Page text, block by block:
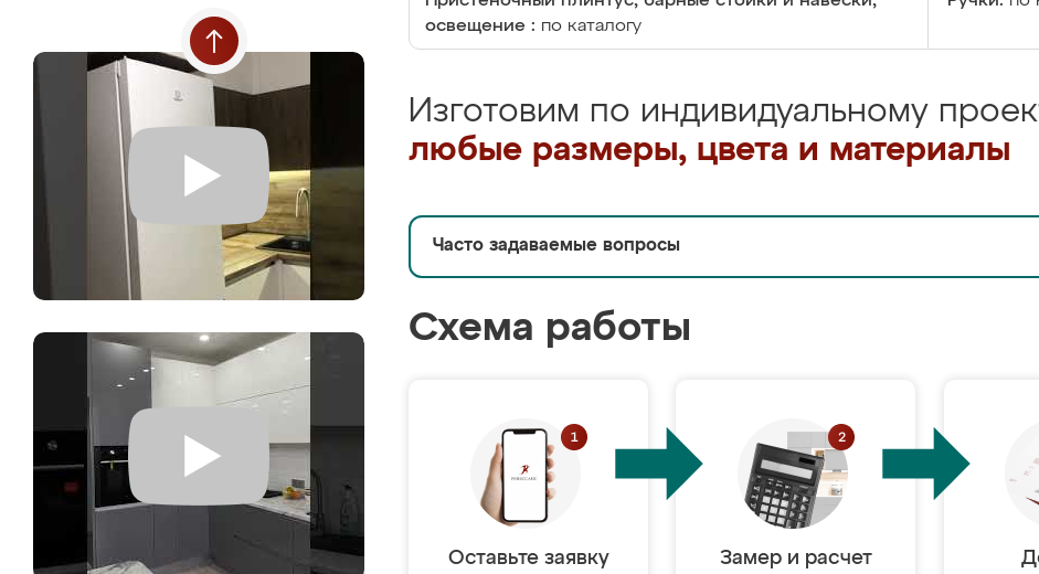
освещение : по каталогу
Изготовим по индивидуальному
любые размеры, цвета и материалы
Часто задаваемые вопросы
Схема работы
Оставьте заявку Замер и расчет